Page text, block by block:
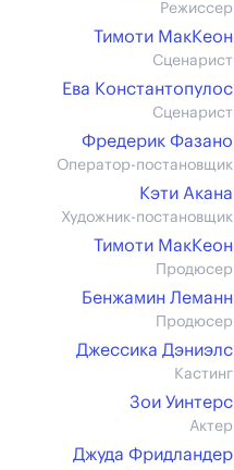
Режиссер
Тимоти МакКеон
Сценарист
Ева Константопулос
Сценарист
Фредерик Фазано
Оператор-постановщик
Кэти Акана
Художник-постановщик
Тимоти МакКеон
Продюсер
Бенжамин Леманн
Продюсер
Джессика Дэниэлс
Кастинг
Зои Уинтерс
Актер
Джуда Фридландер